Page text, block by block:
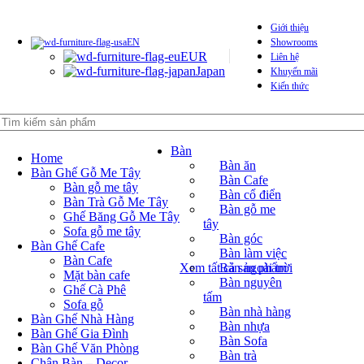
EN
EUR
Japan
Giới thiệu
Showrooms
Liên hệ
Khuyến mãi
Kiến thức
Bàn
Bàn ăn
Bàn Cafe
Bàn cổ điển
Bàn gỗ me
tây
Bàn góc
Bàn làm việc
Bàn ngoài trời
Bàn nguyên
tấm
Bàn nhà hàng
Bàn nhựa
Bàn Sofa
Bàn trà
Home
Bàn Ghế Gỗ Me Tây
Bàn gỗ me tây
Bàn Trà Gỗ Me Tây
Ghế Băng Gỗ Me Tây
Sofa gỗ me tây
Bàn Ghế Cafe
Bàn Cafe
Mặt bàn cafe
Ghế Cà Phê
Sofa gỗ
Bàn Ghế Nhà Hàng
Bàn Ghế Gia Đình
Bàn Ghế Văn Phòng
Xem tất cả sản phẩm